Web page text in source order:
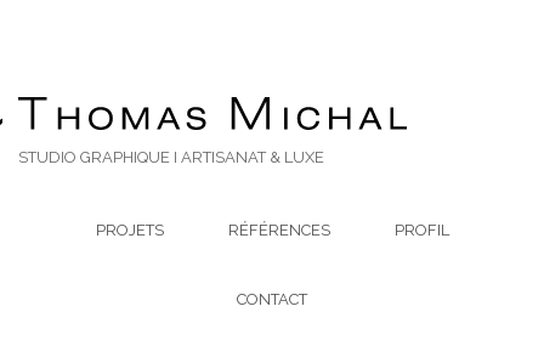
STUDIO GRAPHIQUE I ARTISANAT & LUXE
PROJETS RÉFÉRENCES PROFIL
CONTACT